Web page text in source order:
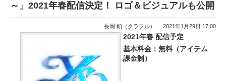
～」2021年春配信決定！ ロゴ＆ビジュアルも公開
長岡 頼（クラフル） 2021年1月29日 17:00
2021年春 配信予定
基本料金：無料（アイテム
課金制）